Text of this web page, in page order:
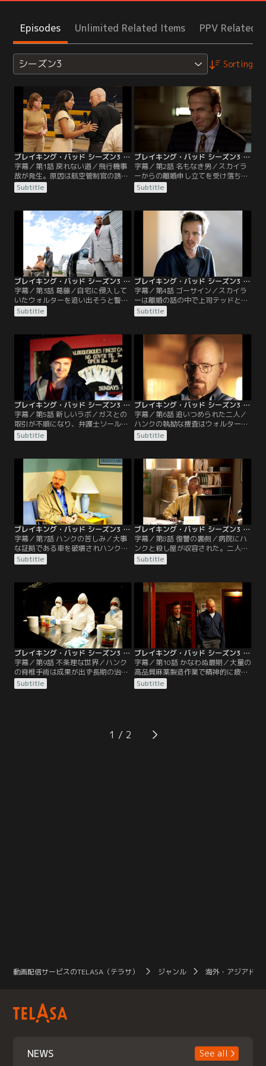
Episodes Unlimited Related Items PPV Related
シーズン3 Sorting
ブレイキング・バッド シーズン3 第01話／字幕
字幕／第1話 戻れない道／飛行機事
故が発生。原因は航空管制官の誘導
ミスだった。その管制官はジェシー
の恋人の父親ドナルドだ。ウォルタ
薬製造の秘密を知られ問い詰められ
る。誰にも話さないという条件で離
婚に応じるよう迫られる。そして麻
薬常習者更生施設にいるジェシーを
施設から出すよう段取りする。
Subtitle
ブレイキング・バッド シーズン3 第02話／字幕
字幕／第2話 名もなき男／スカイラ
ーからの離婚申し立てを受け落ち着
かないウォルターは、警察官と小競
り合いをして警察に逮捕されてしま
警官に謝り署を出た。ガスからの麻
薬の新しい依頼について弁護士ソウ
ルに相談。もちろんソールは取引に
応じるようアドバイスする一方ウォ
ルターに看視役マイクをつける。
Subtitle
ブレイキング・バッド シーズン3 第03話／字幕
字幕／第3話 葛藤／自宅に侵入して
いたウォルターを追い出そうと警察
を呼ぶスカイラー。息子がちょうど
帰宅し、母親の仕打ちを批難する。
帰る。ガスの元にトゥコを操ってい
た大物黒幕ホアン・ボルサがトゥコ
の叔父と従兄弟二人組を伴って訪れ
る。タコの復讐が先か、ガスの大量
な注文が先が…。
Subtitle
ブレイキング・バッド シーズン3 第04話／字幕
字幕／第4話 ゴーサイン／スカイラ
ーは離婚の話の中で上司テッドと関
係を持ったことをウォルターに告げ
る。逆上するウォルターはテッドに
うした一連の姿を目撃していたソウ
ルが雇った監視役マイクはウォルタ
ーが殺し屋に狙われていることに気
が付く。ジェシーは独自に麻薬製造
を再び始める。
Subtitle
ブレイキング・バッド シーズン3 第05話／字幕
字幕／第5話 新しいラボ／ガスとの
取引が不順になり、弁護士ソールは
ウォルターとジェシー二人を呼び出
し最後の結論を迫る。ソウルはこれ
脅しつけ、ガスから新しい製造施設
を見せられるとウォルターは自分の
行く道が一つにしかないことを悟
る。スカイラーは夫の麻薬製造を幇
助する疑いがあると…。
Subtitle
ブレイキング・バッド シーズン3 第06話／字幕
字幕／第6話 追いつめられた二人／
ハンクの執拗な捜査はウォルターと
ジェシーの足元まで近づいている。
そんな中ウォルターは新しい作業場
る。最高の品質の麻薬を作るために
二人は張り切る。証拠となるキャン
ピングカーの処理のためウォルター
はソウルに助けを求める。離婚に応
じる理由をスカイラーはウォルター
に問いただし…。
Subtitle
ブレイキング・バッド シーズン3 第07話／字幕
字幕／第7話 ハンクの苦しみ／大事
な証拠である車を破壊されハンクは
無謀にジェシーを追及し大けがをさ
せる。警察もハンクの過剰な行動に
は被害にあった腹いせもあり、麻薬
製造を本格的に始めるとウォルター
に宣言する。ウォルターは荒れたジ
ェシーから自分の罪が警察に漏れる
ことを恐れ再び一緒になろうとジェ
シーを誘う。
Subtitle
ブレイキング・バッド シーズン3 第08話／字幕
字幕／第8話 復讐の裏側／病院にハ
ンクと殺し屋が収容された。二人と
も重傷である。ハンクの妻マリーは
真相もわからずただひたすら重傷を
ォルターの息の根を止めるため、病
院にハンクを見舞うウォルターを殺
し屋が狙う。ガスも様子を見るため
病院に来ており、ウォルターはギャ
ングたちの本当の目的を察知する。
Subtitle
ブレイキング・バッド シーズン3 第09話／字幕
字幕／第9話 不条理な世界／ハンク
の脊椎手術は成果が出ず長期の治療
が覚悟された。マリーはリハビリな
どの治療に多大な費用がかかること
約束する。それはウォルターの麻薬
で得た金を当てにしてのことだっ
Subtitle
ブレイキング・バッド シーズン3 第10話／字幕
字幕／第10話 かなわぬ最期／大量の
高品質麻薬製造作業で精神的に疲労
したウォルター。アシスタントを雇
おうと提案するジェシーだが取り合
はハエ撃退に夢中になって一晩を過
ごす。いつしかそれは二人の奇妙な
Subtitle
1
動画配信サービスのTELASA（テラサ） ジャンル 海外・アジアドラ
NEWS See all